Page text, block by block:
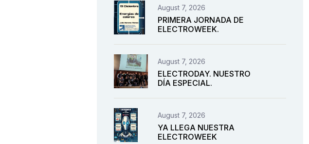
August 7, 2026
PRIMERA JORNADA DE
ELECTROWEEK.
August 7, 2026
ELECTRODAY. NUESTRO
DÍA ESPECIAL.
August 7, 2026
YA LLEGA NUESTRA
ELECTROWEEK